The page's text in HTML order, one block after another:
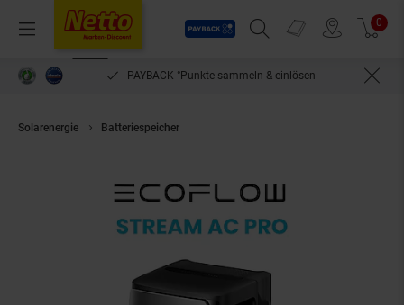
Menü
Payback
Suchfeld einblenden
Prospekte 0
PAYBACK °Punkte sammeln & einlösen
Solarenergie Batteriespeicher